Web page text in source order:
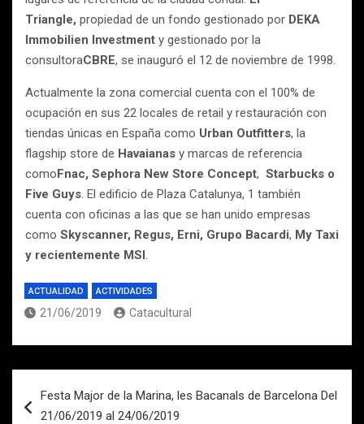
Triangle, propiedad de un fondo gestionado por DEKA
Immobilien Investment y gestionado por la
consultoraCBRE, se inauguró el 12 de noviembre de 1998.
Actualmente la zona comercial cuenta con el 100% de
ocupación en sus 22 locales de retail y restauración con
tiendas únicas en España como Urban Outfitters, la
flagship store de Havaianas y marcas de referencia
comoFnac, Sephora New Store Concept, Starbucks o
Five Guys. El edificio de Plaza Catalunya, 1 también
cuenta con oficinas a las que se han unido empresas
como Skyscanner, Regus, Erni, Grupo Bacardi, My Taxi
y recientemente MSI.
ACTUALIDAD ACTIVIDADES
21/06/2019 Catacultural
de
Festa Major de la Marina, les Bacanals de Barcelona Del
21/06/2019 al 24/06/2019